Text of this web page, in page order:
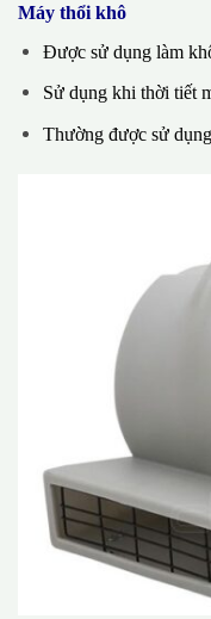
Máy thổi khô
Được sử dụng làm
Sử dụng khi thời tiết
Thường được sử